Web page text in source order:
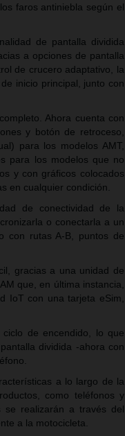
faros antiniebla según el
de pantalla dividida
a opciones de pantalla
de crucero adaptativo, la
inicio principal, junto con
Ahora cuenta con
y botón de retroceso,
para los modelos AMT,
para los modelos que no
y con gráficos colocados
en cualquier condición.
de conectividad de la
o conectarla a un
con rutas A-B, puntos de
gracias a una unidad de
que, en última instancia,
IoT con una tarjeta eSim,
de encendido, lo que
dividida -ahora con
a lo largo de la
como teléfonos y
se realizarán a través del
a la motocicleta.